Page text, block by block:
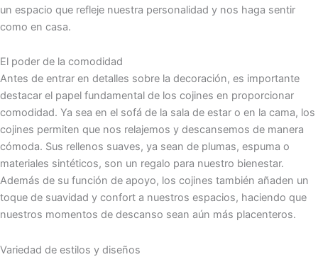
un espacio que refleje nuestra personalidad y nos haga sentir
como en casa.
El poder de la comodidad
Antes de entrar en detalles sobre la decoración, es importante
destacar el papel fundamental de los cojines en proporcionar
comodidad. Ya sea en el sofá de la sala de estar o en la cama, los
cojines permiten que nos relajemos y descansemos de manera
cómoda. Sus rellenos suaves, ya sean de plumas, espuma o
materiales sintéticos, son un regalo para nuestro bienestar.
Además de su función de apoyo, los cojines también añaden un
toque de suavidad y confort a nuestros espacios, haciendo que
nuestros momentos de descanso sean aún más placenteros.
Variedad de estilos y diseños